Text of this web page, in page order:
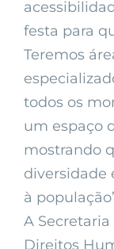
festa para
Teremos
todos os
um espaço
mostrando
diversidade
à
A
Direitos